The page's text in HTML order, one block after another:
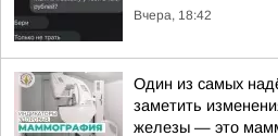
Вчера, 18:42
Один из самых
заметить
железы — это